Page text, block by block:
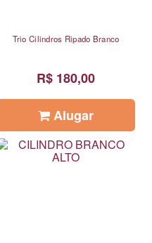
Trio Cilindros Ripado Branco
R$ 180,00
Alugar